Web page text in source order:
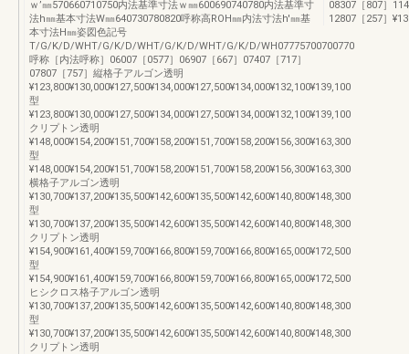
ｗ’㎜570660710750内法基準寸法ｗ㎜600690740780内法基準寸
法h㎜基本寸法W㎜640730780820呼称高ROH㎜内法寸法h'㎜基
本寸法H㎜姿図色記号
T/G/K/D/WHT/G/K/D/WHT/G/K/D/WHT/G/K/D/WH07775700700770
呼称［内法呼称］06007［0577］06907［667］07407［717］
07807［757］縦格子アルゴン透明
¥123,800¥130,000¥127,500¥134,000¥127,500¥134,000¥132,100¥139,100
型
¥123,800¥130,000¥127,500¥134,000¥127,500¥134,000¥132,100¥139,100
クリプトン透明
¥148,000¥154,200¥151,700¥158,200¥151,700¥158,200¥156,300¥163,300
型
¥148,000¥154,200¥151,700¥158,200¥151,700¥158,200¥156,300¥163,300
横格子アルゴン透明
¥130,700¥137,200¥135,500¥142,600¥135,500¥142,600¥140,800¥148,300
型
¥130,700¥137,200¥135,500¥142,600¥135,500¥142,600¥140,800¥148,300
クリプトン透明
¥154,900¥161,400¥159,700¥166,800¥159,700¥166,800¥165,000¥172,500
型
¥154,900¥161,400¥159,700¥166,800¥159,700¥166,800¥165,000¥172,500
ヒシクロス格子アルゴン透明
¥130,700¥137,200¥135,500¥142,600¥135,500¥142,600¥140,800¥148,300
型
¥130,700¥137,200¥135,500¥142,600¥135,500¥142,600¥140,800¥148,300
クリプトン透明
08307［807］
12807［257］